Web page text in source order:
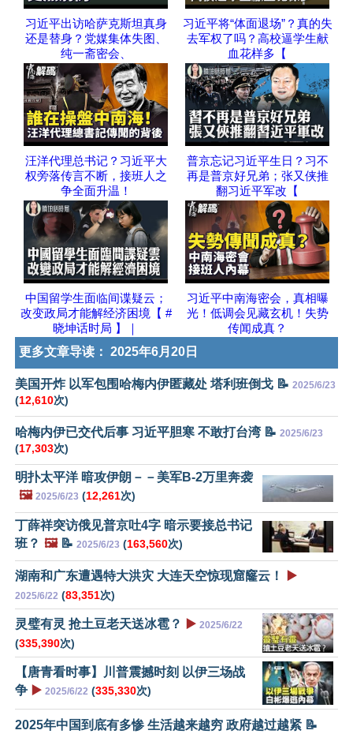
习近平出访哈萨克斯坦真身
还是替身？党媒集体失图、
纯一斋密会、
习近平将“体面退场”？真的失
去军权了吗？高校逼学生献
血花样多【
汪洋代理总书记？习近平大
权旁落传言不断，接班人之
争全面升温！
普京忘记习近平生日？习不
再是普京好兄弟；张又侠推
翻习近平军改【
中国留学生面临间谍疑云；
改变政局才能解经济困境【 #
晓坤话时局 】｜
习近平中南海密会，真相曝
光！低调会见藏玄机！失势
传闻成真？
更多文章导读： 2025年6月20日
美国开炸 以军包围哈梅内伊匿藏处 塔利班倒戈 📝 2025/6/23
(12,610次)
哈梅内伊已交代后事 习近平胆寒 不敢打台湾 📝 2025/6/23
(17,303次)
明扑太平洋 暗攻伊朗－－美军B-2万里奔袭
🖼️ 2025/6/23 (12,261次)
丁薛祥突访俄见普京吐4字 暗示要接总书记
班？ 🖼️📝 2025/6/23 (163,560次)
湖南和广东遭遇特大洪灾 大连天空惊现窟窿云！ ▶️
2025/6/22 (83,351次)
灵璧有灵 抢土豆老天送冰雹？ ▶️ 2025/6/22
(335,390次)
【唐青看时事】川普震撼时刻 以伊三场战
争 ▶️ 2025/6/22 (335,330次)
2025年中国到底有多惨 生活越来越穷 政府越过越紧 📝